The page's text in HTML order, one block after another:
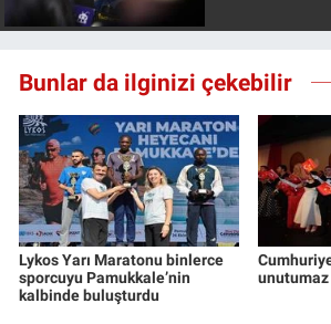
Bunlar da ilginizi çekebilir
Lykos Yarı Maratonu binlerce
sporcuyu Pamukkale’nin
kalbinde buluşturdu